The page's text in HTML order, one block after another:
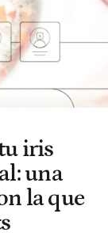
iris
una
la que